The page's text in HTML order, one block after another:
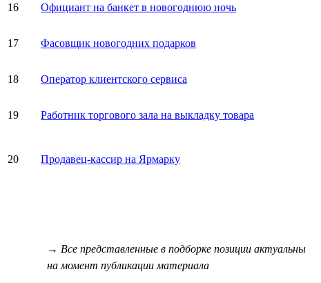
16 Официант на банкет в новогоднюю ночь
17 Фасовщик новогодних подарков
18 Оператор клиентского сервиса
19 Работник торгового зала на выкладку товара
20 Продавец-кассир на Ярмарку
→ Все представленные в подборке позиции актуальны
на момент публикации материала